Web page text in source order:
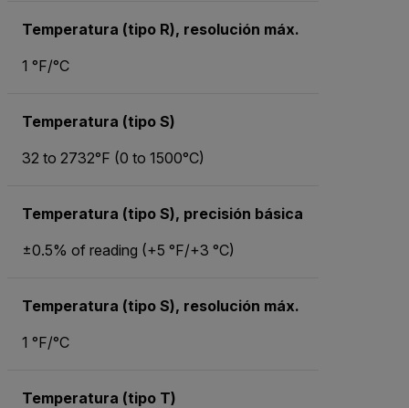
Temperatura (tipo R), resolución máx.
1 °F/°C
Temperatura (tipo S)
32 to 2732°F (0 to 1500°C)
Temperatura (tipo S), precisión básica
±0.5% of reading (+5 °F/+3 °C)
Temperatura (tipo S), resolución máx.
1 °F/°C
Temperatura (tipo T)